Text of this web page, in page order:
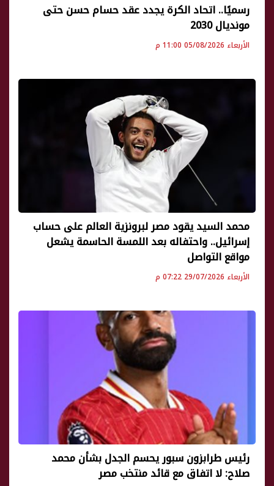
رسميًا.. اتحاد الكرة يجدد عقد حسام حسن حتى
مونديال 2030
الأربعاء 05/08/2026 11:00 م
محمد السيد يقود مصر لبرونزية العالم على حساب
إسرائيل.. واحتفاله بعد اللمسة الحاسمة يشعل
مواقع التواصل
الأربعاء 29/07/2026 07:22 م
رئيس طرابزون سبور يحسم الجدل بشأن محمد
صلاح: لا اتفاق مع قائد منتخب مصر